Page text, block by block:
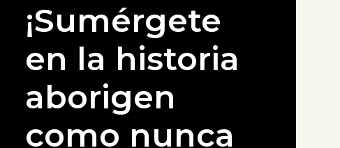
¡Sumérgete
en la historia
aborigen
como nunca